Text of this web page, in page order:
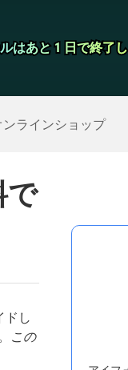
はあと 1 日で終了
はあと 1 日で終了
ンラインショップ
のバックアップ >>
で
ドし
この